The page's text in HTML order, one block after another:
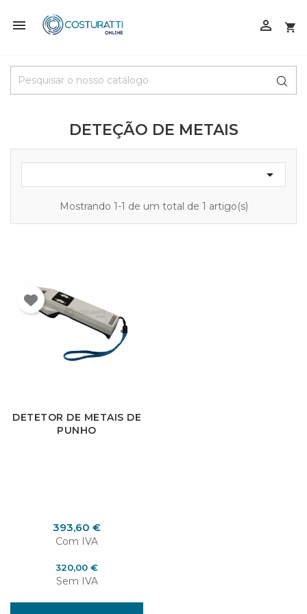
 

DETEÇÃO DE METAIS

Mostrando 1-1 de um total de 1 artigo(s)
DETETOR DE METAIS DE
PUNHO
Preço
393,60 €
Com IVA
Preço
320,00 €
Sem IVA
Entrar
Cancelar